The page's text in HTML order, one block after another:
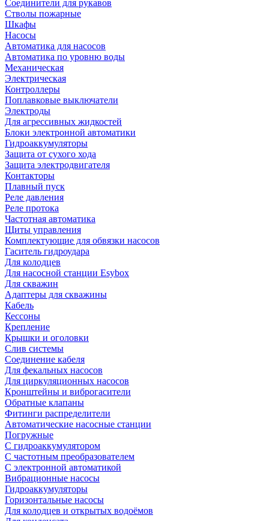
Соединители для рукавов
Стволы пожарные
Шкафы
Насосы
Автоматика для насосов
Автоматика по уровню воды
Механическая
Электрическая
Контроллеры
Поплавковые выключатели
Электроды
Для агрессивных жидкостей
Блоки электронной автоматики
Гидроаккумуляторы
Защита от сухого хода
Защита электродвигателя
Контакторы
Плавный пуск
Реле давления
Реле протока
Частотная автоматика
Щиты управления
Комплектующие для обвязки насосов
Гаситель гидроудара
Для колодцев
Для насосной станции Esybox
Для скважин
Адаптеры для скважины
Кабель
Кессоны
Крепление
Крышки и оголовки
Слив системы
Соединение кабеля
Для фекальных насосов
Для циркуляционных насосов
Кронштейны и виброгасители
Обратные клапаны
Фитинги распределители
Автоматические насосные станции
Погружные
С гидроаккумулятором
С частотным преобразователем
С электронной автоматикой
Вибрационные насосы
Гидроаккумуляторы
Горизонтальные насосы
Для колодцев и открытых водоёмов